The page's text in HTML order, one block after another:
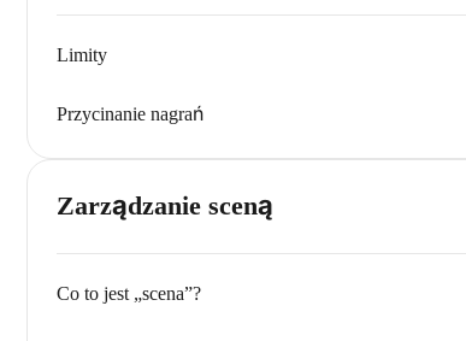
Limity
Przycinanie nagrań
Zarządzanie sceną
Co to jest „scena”?